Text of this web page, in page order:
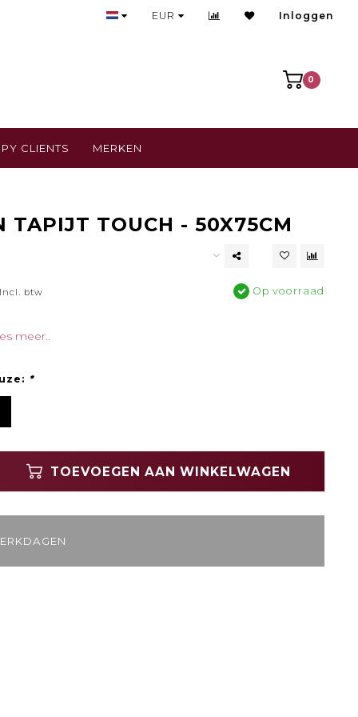
Bezoek onze gezellige winkel
EUR Inloggen
0
CLIENTS MERKEN
TAPIJT TOUCH - 50X75CM
btw Op voorraad
meer..
*
TOEVOEGEN AAN WINKELWAGEN